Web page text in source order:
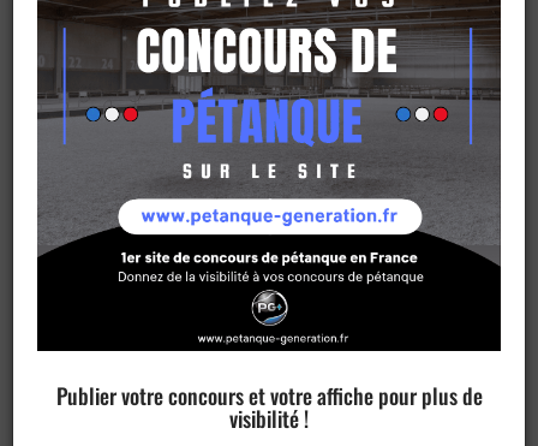
concours
Publier votre concours et votre affiche pour plus de
visibilité !